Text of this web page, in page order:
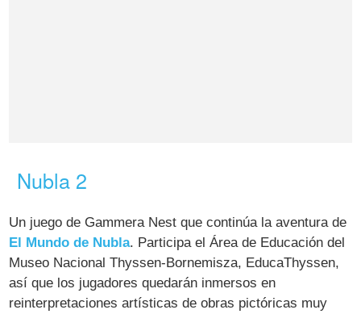
Nubla 2
Un juego de Gammera Nest que continúa la aventura de
El Mundo de Nubla. Participa el Área de Educación del
Museo Nacional Thyssen-Bornemisza, EducaThyssen,
así que los jugadores quedarán inmersos en
reinterpretaciones artísticas de obras pictóricas muy